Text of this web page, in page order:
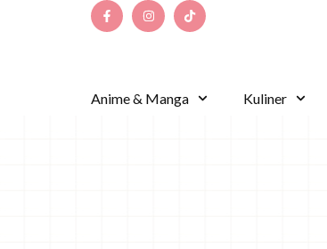
Anime & Manga Kuliner